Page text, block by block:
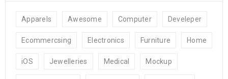
Apparels Awesome Computer Develeper
Ecommercsing Electronics Furniture Home
iOS Jewelleries Medical Mockup